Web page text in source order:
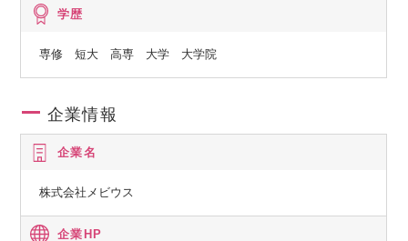
学歴
専修 短大 高専 大学 大学院
企業情報
企業名
株式会社メビウス
企業HP